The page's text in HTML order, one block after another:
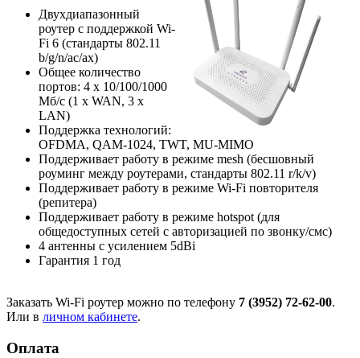
Двухдиапазонный
роутер с поддержкой Wi-
Fi 6 (стандарты 802.11
b/g/n/ac/ax)
Общее количество
портов: 4 х 10/100/1000
Мб/с (1 x WAN, 3 x
LAN)
Поддержка технологий:
OFDMA, QAM-1024, TWT, MU-MIMO
Поддерживает работу в режиме mesh (бесшовный
роуминг между роутерами, стандарты 802.11 r/k/v)
Поддерживает работу в режиме Wi-Fi повторителя
(репитера)
Поддерживает работу в режиме hotspot (для
общедоступных сетей с авторизацией по звонку/смс)
4 антенны с усилением 5dBi
Гарантия 1 год
Заказать Wi-Fi роутер можно по телефону 7 (3952) 72-62-00.
Или в личном кабинете.
Оплата